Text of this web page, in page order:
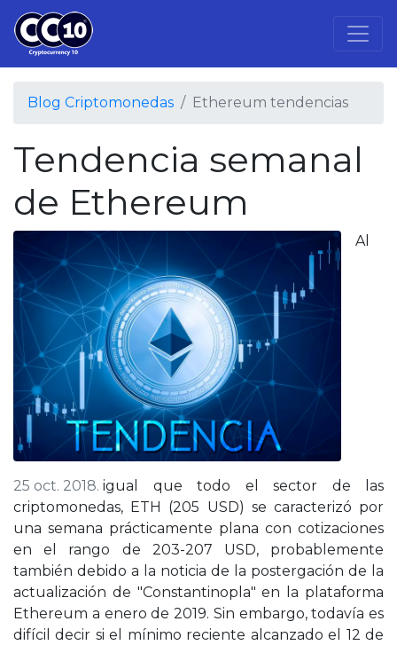
Blog Criptomonedas Ethereum tendencias
Tendencia semanal
de Ethereum
25 oct. 2018.
Al
igual que todo el sector de las
criptomonedas, ETH (205 USD) se caracterizó por
una semana prácticamente plana con cotizaciones
en el rango de 203-207 USD, probablemente
también debido a la noticia de la postergación de la
actualización de "Constantinopla" en la plataforma
Ethereum a enero de 2019. Sin embargo, todavía es
difícil decir si el mínimo reciente alcanzado el 12 de